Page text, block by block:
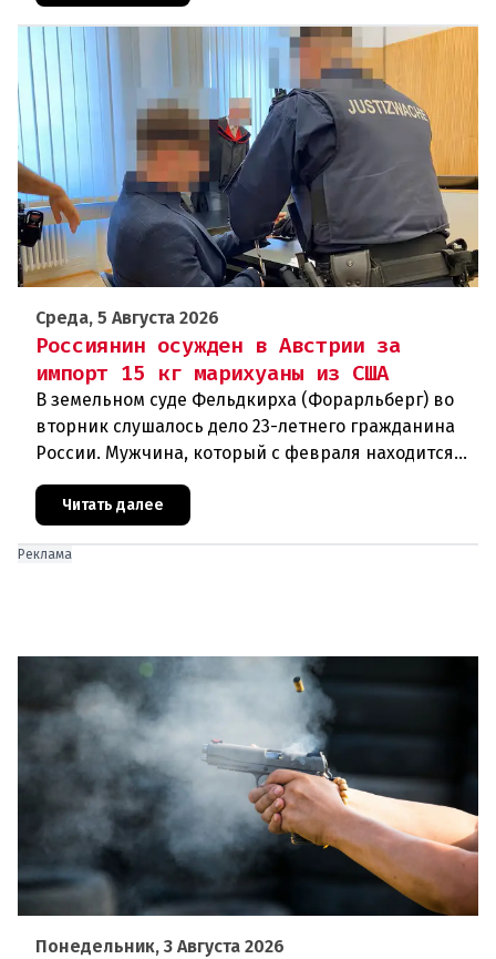
Среда, 5 Августа 2026
Россиянин осужден в Австрии за
импорт 15 кг марихуаны из США
В земельном суде Фельдкирха (Форарльберг) во
вторник слушалось дело 23-летнего гражданина
России. Мужчина, который с февраля находится
под стражей, обвинялся в том, что на протяжении
полугода организо
Читать далее
Реклама
Понедельник, 3 Августа 2026